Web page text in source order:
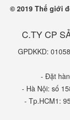
© 2019 Thế giới
C.TY CP
GPDKKD:
- Đặt
- Hà Nội: số
- Tp.HCM1: